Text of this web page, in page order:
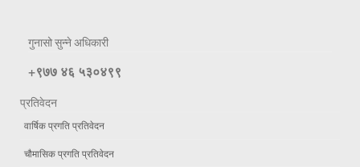
गुनासो सुन्ने अधिकारी
+९७७ ४६ ५३०४९९
प्रतिवेदन
वार्षिक प्रगति प्रतिवेदन
चौमासिक प्रगति प्रतिवेदन